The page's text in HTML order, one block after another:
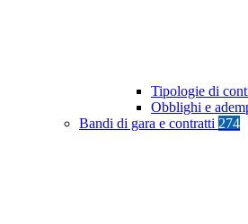
Tipologie di
Obblighi e
Bandi di gara e contratti 274